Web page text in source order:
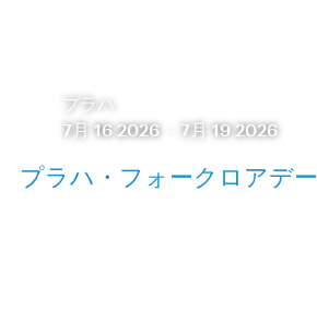
プラハ
7月 16 2026
7月 19 2026
プラハ・フォークロアデー